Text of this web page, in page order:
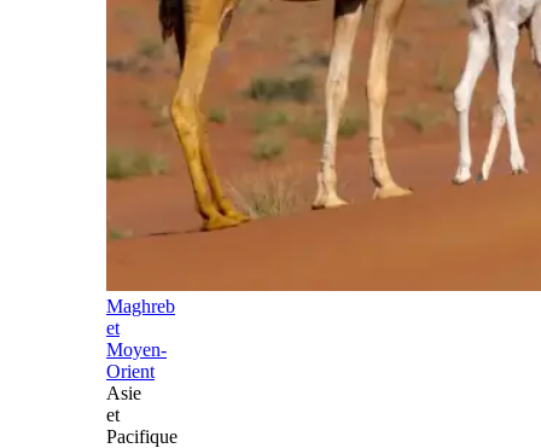
Maghreb
et
Moyen-
Orient
Asie
et
Pacifique